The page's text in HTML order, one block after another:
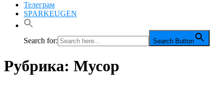
Телеграм
SPARKEUGEN
Search for: Search Button
Рубрика: Мусор